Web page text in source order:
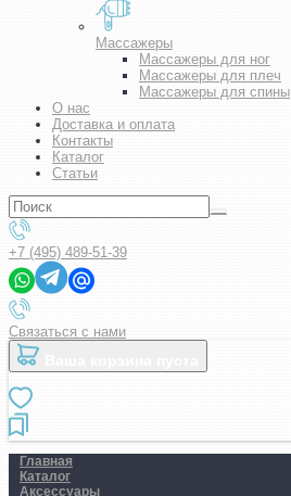
Массажеры
Массажеры для ног
Массажеры для плеч
Массажеры для спины
О нас
Доставка и оплата
Контакты
Каталог
Статьи
+7 (495) 489-51-39
Связаться с нами
Главная
Каталог
Аксессуары